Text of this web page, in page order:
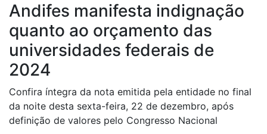
Andifes manifesta indignação
quanto ao orçamento das
universidades federais de
2024
Confira íntegra da nota emitida pela entidade no final
da noite desta sexta-feira, 22 de dezembro, após
definição de valores pelo Congresso Nacional